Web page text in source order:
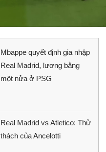
Mbappe quyết định gia nhập
Real Madrid, lương bằng
một nửa ở PSG
Real Madrid vs Atletico: Thử
thách của Ancelotti